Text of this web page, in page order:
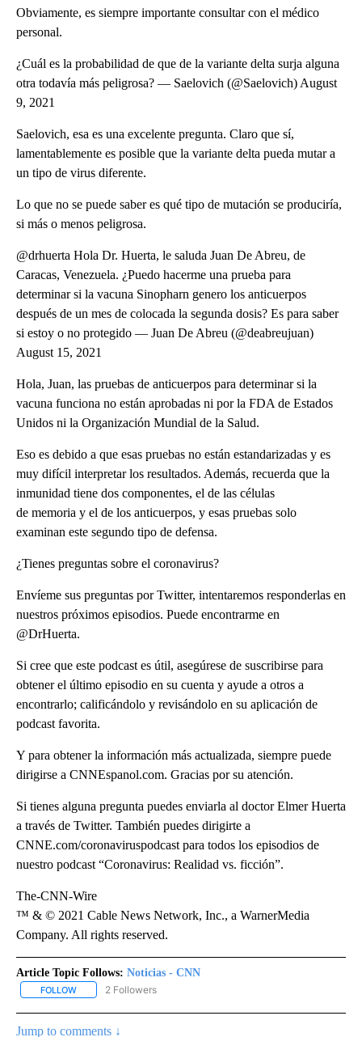
Obviamente, es siempre importante consultar con el médico
personal.
¿Cuál es la probabilidad de que de la variante delta surja alguna
otra todavía más peligrosa? — Saelovich (@Saelovich) August
9, 2021
Saelovich, esa es una excelente pregunta. Claro que sí,
lamentablemente es posible que la variante delta pueda mutar a
un tipo de virus diferente.
Lo que no se puede saber es qué tipo de mutación se produciría,
si más o menos peligrosa.
@drhuerta Hola Dr. Huerta, le saluda Juan De Abreu, de
Caracas, Venezuela. ¿Puedo hacerme una prueba para
determinar si la vacuna Sinopharn genero los anticuerpos
después de un mes de colocada la segunda dosis? Es para saber
si estoy o no protegido — Juan De Abreu (@deabreujuan)
August 15, 2021
Hola, Juan, las pruebas de anticuerpos para determinar si la
vacuna funciona no están aprobadas ni por la FDA de Estados
Unidos ni la Organización Mundial de la Salud.
Eso es debido a que esas pruebas no están estandarizadas y es
muy difícil interpretar los resultados. Además, recuerda que la
inmunidad tiene dos componentes, el de las células
de memoria y el de los anticuerpos, y esas pruebas solo
examinan este segundo tipo de defensa.
¿Tienes preguntas sobre el coronavirus?
Envíeme sus preguntas por Twitter, intentaremos responderlas en
nuestros próximos episodios. Puede encontrarme en
@DrHuerta.
Si cree que este podcast es útil, asegúrese de suscribirse para
obtener el último episodio en su cuenta y ayude a otros a
encontrarlo; calificándolo y revisándolo en su aplicación de
podcast favorita.
Y para obtener la información más actualizada, siempre puede
dirigirse a CNNEspanol.com. Gracias por su atención.
Si tienes alguna pregunta puedes enviarla al doctor Elmer Huerta
a través de Twitter. También puedes dirigirte a
CNNE.com/coronaviruspodcast para todos los episodios de
nuestro podcast “Coronavirus: Realidad vs. ficción”.
The-CNN-Wire
™ & © 2021 Cable News Network, Inc., a WarnerMedia
Company. All rights reserved.
Article Topic Follows: Noticias - CNN
FOLLOW FOLLOW "NOTICIAS - CNN" TO RECEIVE NOTIFICATIONS ABOUT
2 Followers
Jump to comments ↓